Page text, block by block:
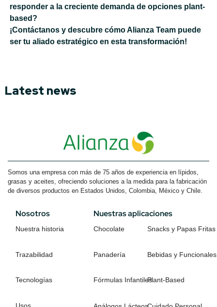
responder a la creciente demanda de opciones plant-
based?
¡Contáctanos y descubre cómo Alianza Team puede
ser tu aliado estratégico en esta transformación!
Latest news
Somos una empresa con más de 75 años de experiencia en lípidos,
grasas y aceites, ofreciendo soluciones a la medida para la fabricación
de diversos productos en Estados Unidos, Colombia, México y Chile.
Nosotros
Nuestra historia
Trazabilidad
Tecnologías
Nuestras aplicaciones
Chocolate
Panadería
Fórmulas Infantiles
Snacks y Papas Fritas
Bebidas y Funcionales
Plant-Based